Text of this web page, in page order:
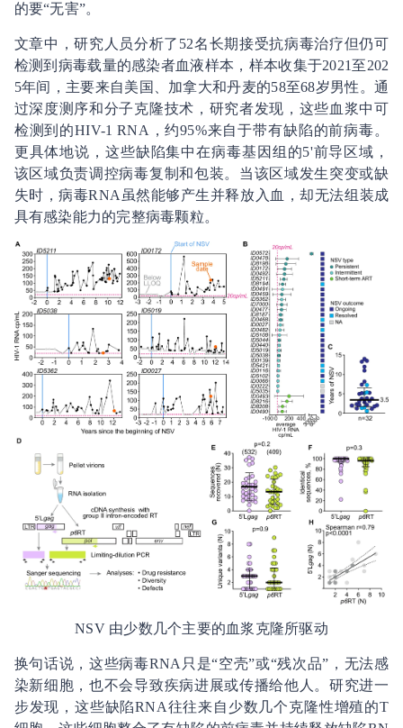
的要“无害”。
文章中，研究人员分析了52名长期接受抗病毒治疗但仍可
检测到病毒载量的感染者血液样本，样本收集于2021至202
5年间，主要来自美国、加拿大和丹麦的58至68岁男性。通
过深度测序和分子克隆技术，研究者发现，这些血浆中可
检测到的HIV-1 RNA，约95%来自于带有缺陷的前病毒。
更具体地说，这些缺陷集中在病毒基因组的5'前导区域，
该区域负责调控病毒复制和包装。当该区域发生突变或缺
失时，病毒RNA虽然能够产生并释放入血，却无法组装成
具有感染能力的完整病毒颗粒。
NSV 由少数几个主要的血浆克隆所驱动
换句话说，这些病毒RNA只是“空壳”或“残次品”，无法感
染新细胞，也不会导致疾病进展或传播给他人。研究进一
步发现，这些缺陷RNA往往来自少数几个克隆性增殖的T